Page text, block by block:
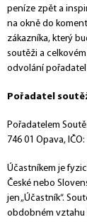
peníze zpět a
na okně do
zákazníka, který
soutěži a
odvolání pořadatel
Pořadatel
Pořadatelem
746 01 Opava,
Účastníkem je
České nebo
jen „Účastník“.
obdobném vztahu